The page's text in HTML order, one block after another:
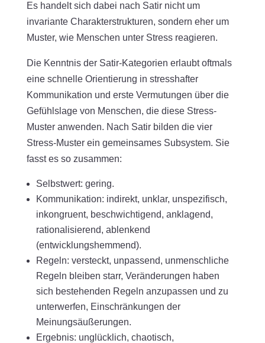
Es handelt sich dabei nach Satir nicht um
invariante Charakterstrukturen, sondern eher um
Muster, wie Menschen unter Stress reagieren.
Die Kenntnis der Satir-Kategorien erlaubt oftmals
eine schnelle Orientierung in stresshafter
Kommunikation und erste Vermutungen über die
Gefühlslage von Menschen, die diese Stress-
Muster anwenden. Nach Satir bilden die vier
Stress-Muster ein gemeinsames Subsystem. Sie
fasst es so zusammen:
Selbstwert: gering.
Kommunikation: indirekt, unklar, unspezifisch,
inkongruent, beschwichtigend, anklagend,
rationalisierend, ablenkend
(entwicklungshemmend).
Regeln: versteckt, unpassend, unmenschliche
Regeln bleiben starr, Veränderungen haben
sich bestehenden Regeln anzupassen und zu
unterwerfen, Einschränkungen der
Meinungsäußerungen.
Ergebnis: unglücklich, chaotisch,